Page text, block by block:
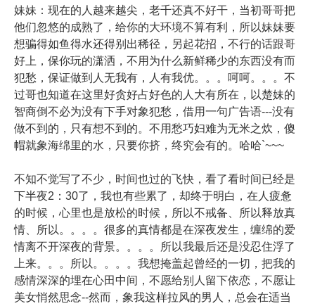
妹妹：现在的人越来越尖，老千还真不好干，当初哥哥把
他们忽悠的成熟了，给你的大环境不算有利，所以妹妹要
想骗得如鱼得水还得别出稀径，另起花招，不行的话跟哥
好上，保你玩的潇洒，不用为什么新鲜稀少的东西没有而
犯愁，保证做到人无我有，人有我优。。。呵呵。。。不
过哥也知道在这里好贪好占好色的人大有所在，以楚妹的
智商倒不必为没有下手对象犯愁，借用一句广告语---没有
做不到的，只有想不到的。不用愁巧妇难为无米之炊，傻
帽就象海绵里的水，只要你挤，终究会有的。哈哈`~~~
不知不觉写了不少，时间也过的飞快，看了看时间已经是
下半夜2：30了，我也有些累了，却终于明白，在人疲惫
的时候，心里也是放松的时候，所以不戒备、所以释放真
情、所以。。。。很多的真情都是在深夜发生，缠绵的爱
情离不开深夜的背景。。。。所以我最后还是没忍住浮了
上来。。。所以。。。。我想掩盖起曾经的一切，把我的
感情深深的埋在心田中间，不愿给别人留下依恋，不愿让
美女悄然思念--然而，象我这样拉风的男人，总会在适当